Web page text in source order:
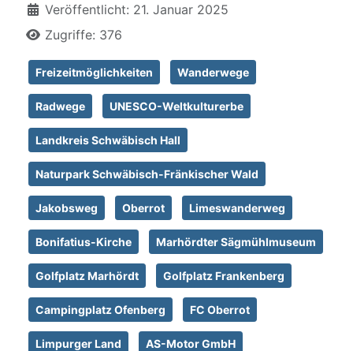
Veröffentlicht: 21. Januar 2025
Zugriffe: 376
Freizeitmöglichkeiten Wanderwege
Radwege UNESCO-Weltkulturerbe
Landkreis Schwäbisch Hall
Naturpark Schwäbisch-Fränkischer Wald
Jakobsweg Oberrot Limeswanderweg
Bonifatius-Kirche Marhördter Sägmühlmuseum
Golfplatz Marhördt Golfplatz Frankenberg
Campingplatz Ofenberg FC Oberrot
Limpurger Land AS-Motor GmbH